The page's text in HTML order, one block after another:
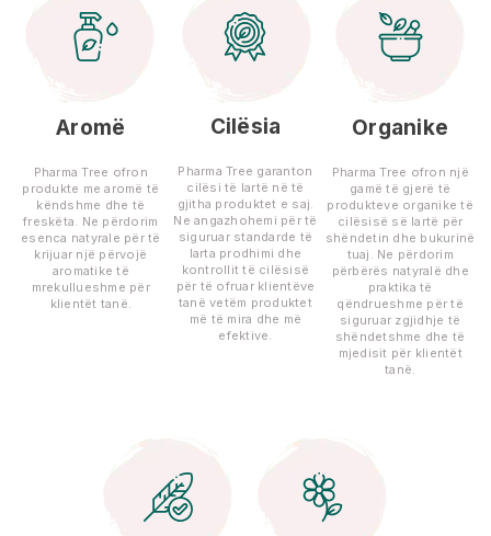
Aromë
Pharma Tree ofron
produkte me aromë të
këndshme dhe të
freskëta. Ne përdorim
esenca natyrale për të
krijuar një përvojë
aromatike të
mrekullueshme për
klientët tanë.
Cilësia
Pharma Tree garanton
cilësi të lartë në të
gjitha produktet e saj.
Ne angazhohemi për të
siguruar standarde të
larta prodhimi dhe
kontrollit të cilësisë
për të ofruar klientëve
tanë vetëm produktet
më të mira dhe më
efektive.
Organike
Pharma Tree ofron një
gamë të gjerë të
produkteve organike të
cilësisë së lartë për
shëndetin dhe bukurinë
tuaj. Ne përdorim
përbërës natyralë dhe
praktika të
qëndrueshme për të
siguruar zgjidhje të
shëndetshme dhe të
mjedisit për klientët
tanë.